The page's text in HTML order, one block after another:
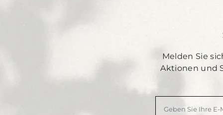
Melden Sie
Aktionen und